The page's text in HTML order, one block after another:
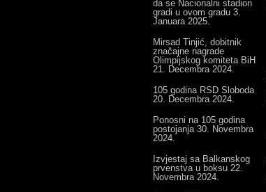
da se Nacionalni stadion
gradi u ovom gradu 3.
Januara 2025.
Mirsad Tinjić, dobitnik
značajne nagrade
Olimpijskog komiteta BiH
21. Decembra 2024.
105 godina RSD Sloboda
20. Decembra 2024.
Ponosni na 105 godina
postojanja 30. Novembra
2024.
Izvjestaj sa Balkanskog
prvenstva u boksu 22.
Novembra 2024.